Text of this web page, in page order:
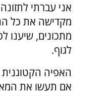
אני עברתי
מקדישה את כל
מתכונים, שיענו
לגוף.
האפיה
אם תעשו את